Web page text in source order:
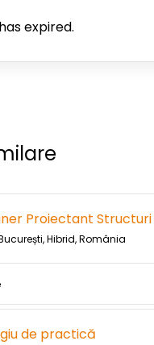
expired.
Proiectant
Hibrid, România
de practică